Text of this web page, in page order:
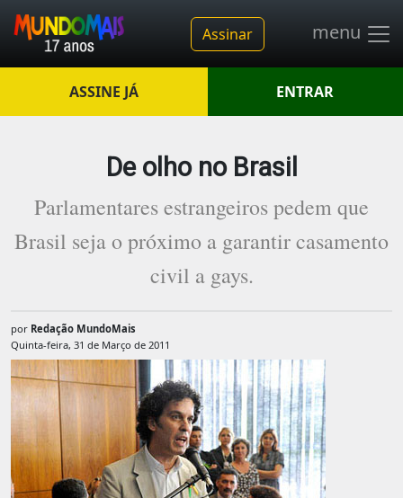
Assinar menu
ASSINE JÁ ENTRAR
De olho no Brasil
Parlamentares estrangeiros pedem que
Brasil seja o próximo a garantir casamento
civil a gays.
por Redação MundoMais
Quinta-feira, 31 de Março de 2011